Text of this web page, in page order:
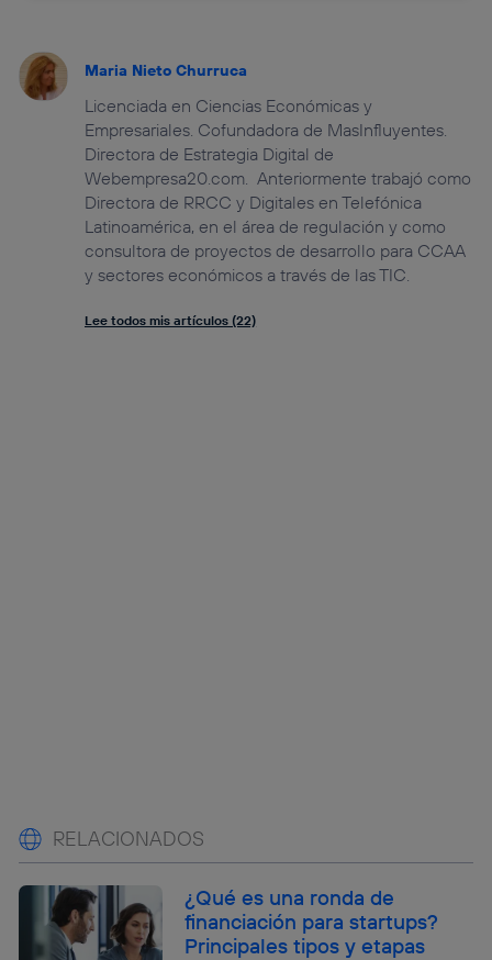
Maria Nieto Churruca
Licenciada en Ciencias Económicas y
Empresariales. Cofundadora de MasInfluyentes.
Directora de Estrategia Digital de
Webempresa20.com. Anteriormente trabajó como
Directora de RRCC y Digitales en Telefónica
Latinoamérica, en el área de regulación y como
consultora de proyectos de desarrollo para CCAA
y sectores económicos a través de las TIC.
Lee todos mis artículos (22)
RELACIONADOS
¿Qué es una ronda de
financiación para startups?
Principales tipos y etapas